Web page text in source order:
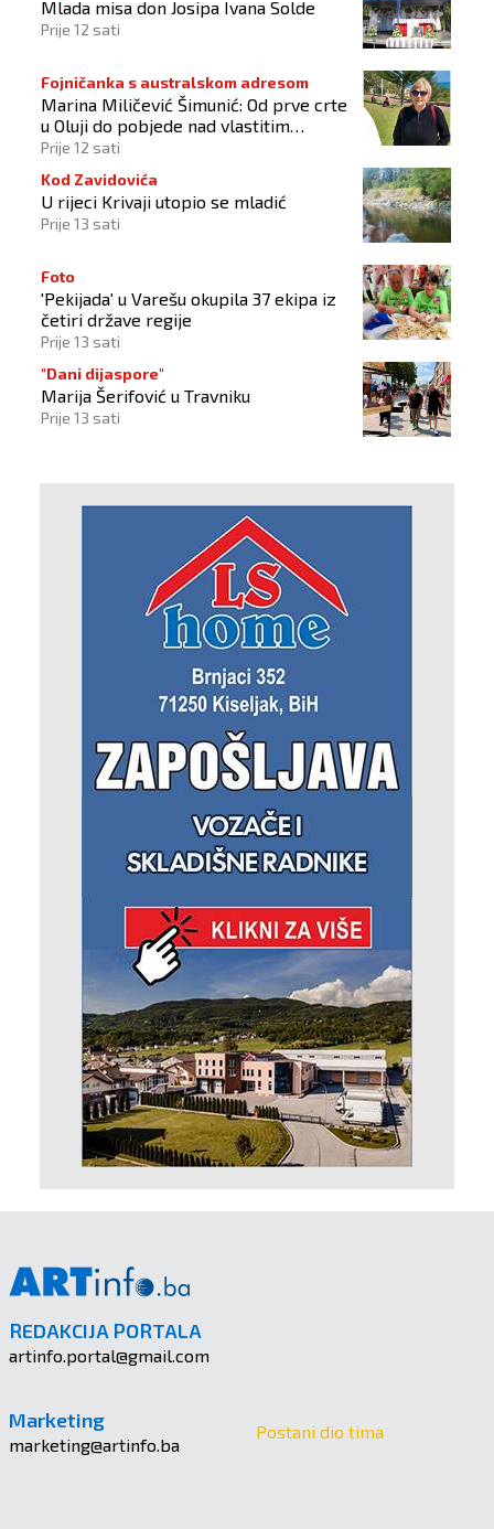
Mlada misa don Josipa Ivana Solde
Prije 12 sati
Fojničanka s australskom adresom
Marina Miličević Šimunić: Od prve crte
u Oluji do pobjede nad vlastitim
„olujama“
Prije 12 sati
Kod Zavidovića
U rijeci Krivaji utopio se mladić
Prije 13 sati
Foto
'Pekijada' u Varešu okupila 37 ekipa iz
četiri države regije
Prije 13 sati
"Dani dijaspore"
Marija Šerifović u Travniku
Prije 13 sati
REDAKCIJA PORTALA
artinfo.portal@gmail.com
Marketing
marketing@artinfo.ba
Postani dio tima